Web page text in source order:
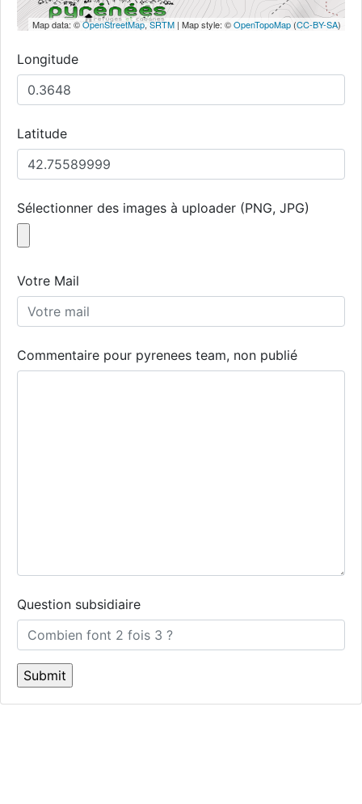
Map data: ©OpenStreetMap,SRTM | Map style: ©OpenTopoMap(CC-BY-SA)
Longitude
Latitude
Sélectionner des images à uploader (PNG, JPG)
Votre Mail
Commentaire pour pyrenees team, non publié
Question subsidiaire